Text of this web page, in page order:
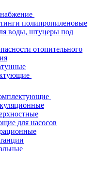
полипропиленовые
воды, штуцеры под
отопительного
для насосов